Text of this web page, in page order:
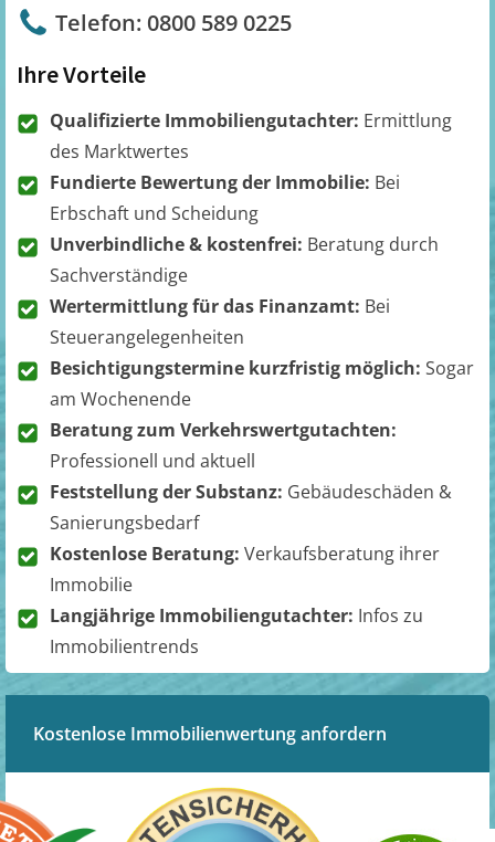
Telefon: 0800 589 0225
Ihre Vorteile
Qualifizierte Immobiliengutachter: Ermittlung
des Marktwertes
Fundierte Bewertung der Immobilie: Bei
Erbschaft und Scheidung
Unverbindliche & kostenfrei: Beratung durch
Sachverständige
Wertermittlung für das Finanzamt: Bei
Steuerangelegenheiten
Besichtigungstermine kurzfristig möglich: Sogar
am Wochenende
Beratung zum Verkehrswertgutachten:
Professionell und aktuell
Feststellung der Substanz: Gebäudeschäden &
Sanierungsbedarf
Kostenlose Beratung: Verkaufsberatung ihrer
Immobilie
Langjährige Immobiliengutachter: Infos zu
Immobilientrends
Kostenlose Immobilienwertung anfordern